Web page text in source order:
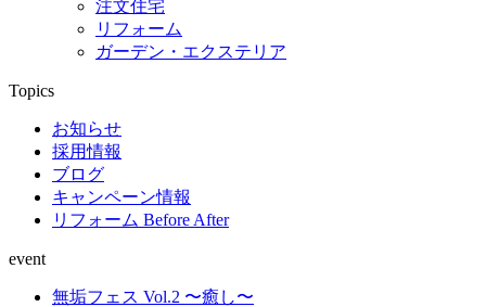
注文住宅
リフォーム
ガーデン・エクステリア
Topics
お知らせ
採用情報
ブログ
キャンペーン情報
リフォーム Before After
event
無垢フェス Vol.2 〜癒し〜